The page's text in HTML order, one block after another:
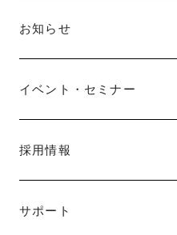
お知らせ
イベント・セミナー
採用情報
サポート